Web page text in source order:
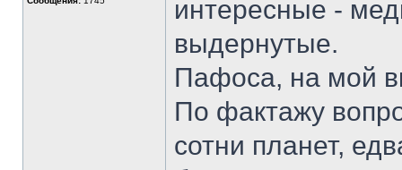
интересные -
выдернутые.
Пафоса, на мой
По фактажу
сотни планет,